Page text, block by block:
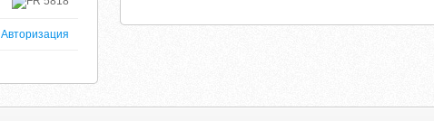
Авторизация